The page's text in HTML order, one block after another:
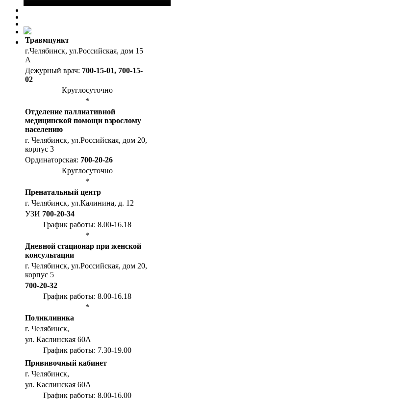
Травмпункт
г.Челябинск, ул.Российская, дом 15
А
Дежурный врач: 700-15-01, 700-15-
02
Круглосуточно
*
Отделение паллиативной
медицинской помощи взрослому
населению
г. Челябинск, ул.Российская, дом 20,
корпус 3
Ординаторская: 700-20-26
Круглосуточно
*
Пренатальный центр
г. Челябинск, ул.Калинина, д. 12
УЗИ 700-20-34
График работы: 8.00-16.18
*
Дневной стационар при женской
консультации
г. Челябинск, ул.Российская, дом 20,
корпус 5
700-20-32
График работы: 8.00-16.18
*
Поликлиника
г. Челябинск,
ул. Каслинская 60А
График работы: 7.30-19.00
Прививочный кабинет
г. Челябинск,
ул. Каслинская 60А
График работы: 8.00-16.00